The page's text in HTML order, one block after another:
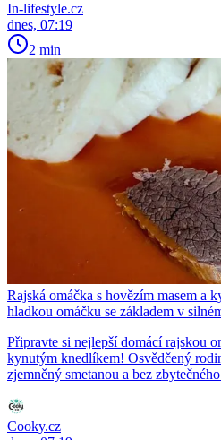
In-lifestyle.cz
dnes, 07:19
2 min
Rajská omáčka s hovězím masem a
hladkou omáčku se základem v
Připravte si nejlepší domácí rajskou
kynutým knedlíkem! Osvědčený
zjemněný smetanou a bez
Cooky.cz